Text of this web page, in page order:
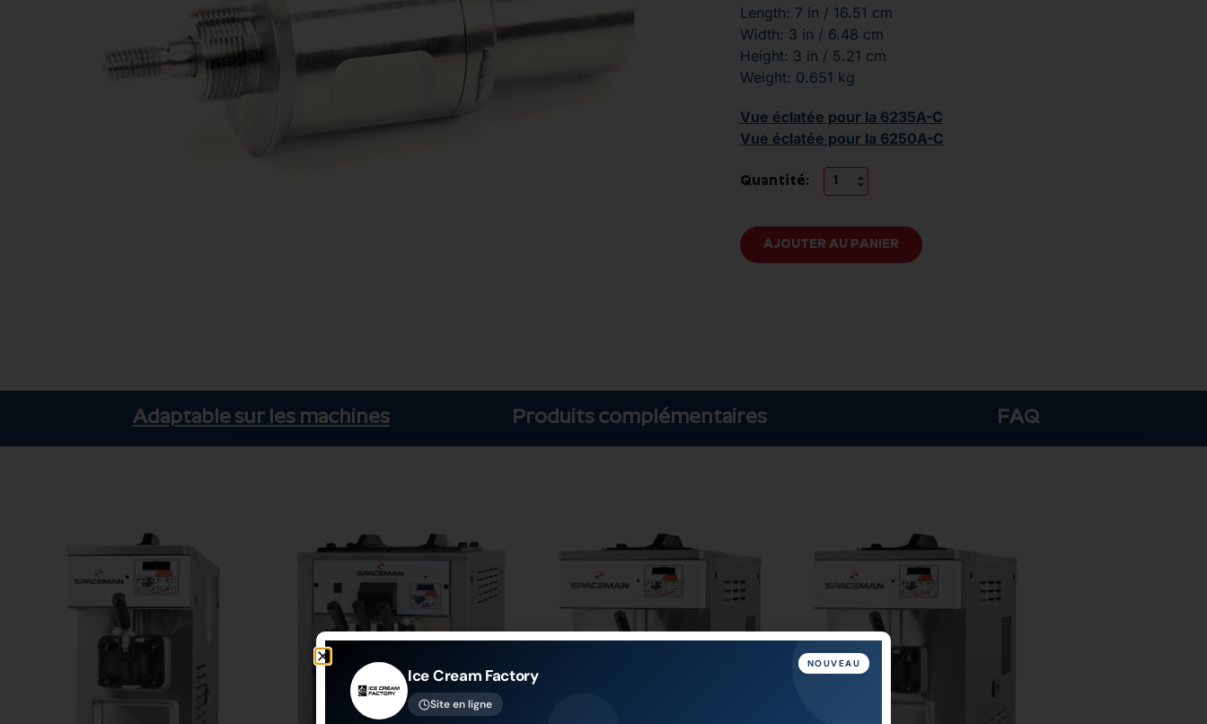
Length: 7 in / 16.51 cm
Width: 3 in / 6.48 cm
Height: 3 in / 5.21 cm
Weight: 0.651 kg
Vue éclatée pour la 6235A-C
Vue éclatée pour la 6250A-C
Quantité:
AJOUTER AU PANIER
Adaptable sur les machines Produits complémentaires FAQ
NOUVEAU
Ice Cream Factory
Site en ligne